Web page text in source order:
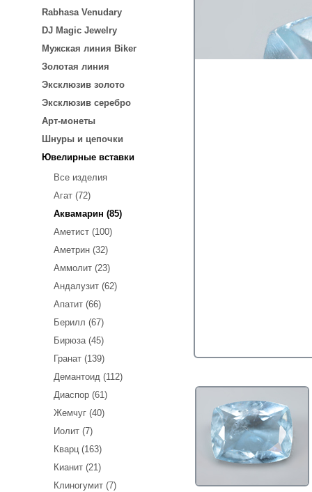
Rabhasa Venudary
DJ Magic Jewelry
Мужская линия Biker
Золотая линия
Эксклюзив золото
Эксклюзив серебро
Арт-монеты
Шнуры и цепочки
Ювелирные вставки
Все изделия
Агат (72)
Аквамарин (85)
Аметист (100)
Аметрин (32)
Аммолит (23)
Андалузит (62)
Апатит (66)
Берилл (67)
Бирюза (45)
Гранат (139)
Демантоид (112)
Диаспор (61)
Жемчуг (40)
Иолит (7)
Кварц (163)
Кианит (21)
Клиногумит (7)